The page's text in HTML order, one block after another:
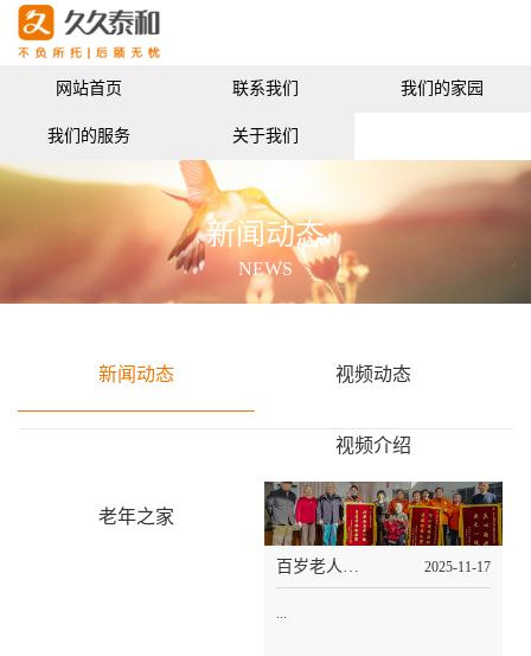
网站首页 联系我们 我们的家园
我们的服务 关于我们
新闻动态
NEWS
新闻动态 视频动态
视频介绍
老年之家
百岁老人赠旗谢纳兰，纳兰回赠相册传温情 2025-11-17
...